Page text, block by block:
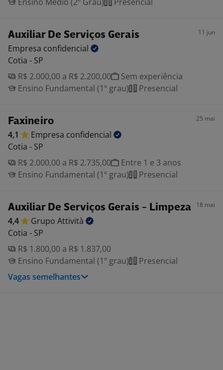
Auxiliar De Serviços Gerais 11 jun
Empresa confidencial
Cotia - SP
R$ 2.000,00 a R$ 2.200,00
Sem experiência
Ensino Fundamental (1º grau)
Presencial
Faxineiro 25 mai
4,1 Empresa confidencial
Cotia - SP
R$ 2.000,00 a R$ 2.735,00
Entre 1 e 3 anos
Ensino Fundamental (1º grau)
Presencial
Auxiliar De Serviços Gerais - Limpeza 18 mai
4,4 Grupo Attività
Cotia - SP
R$ 1.800,00 a R$ 1.837,00
Ensino Fundamental (1º grau)
Presencial
Vagas semelhantes